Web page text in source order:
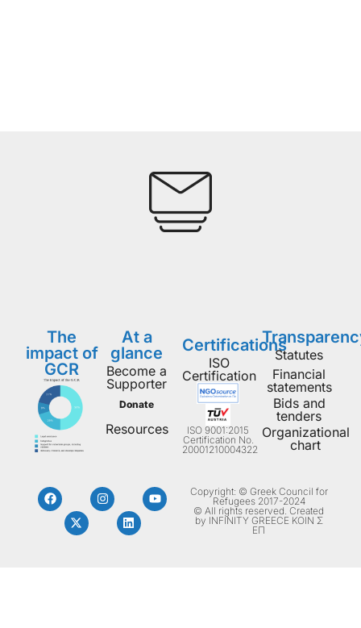
The
impact of
GCR
At a
glance
Become a
Supporter
Donate
Resources
Certifications
ISO
Certification
ISO 9001:2015
Certification No.
20001210004322
Statutes
Financial
statements
Bids and
tenders
Organizational
chart
Copyright: © Greek Council for
Refugees 2017-2024
© All rights reserved. Created
by INFINITY GREECE ΚΟΙΝ Σ
ΕΠ